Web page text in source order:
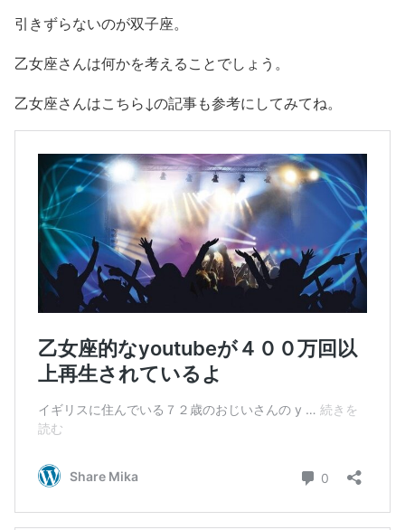
引きずらないのが双子座。
乙女座さんは何かを考えることでしょう。
乙女座さんはこちら↓の記事も参考にしてみてね。